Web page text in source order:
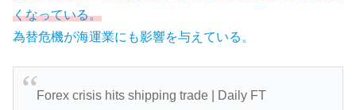
くなっている。
為替危機が海運業にも影響を与えている。
Forex crisis hits shipping trade | Daily FT